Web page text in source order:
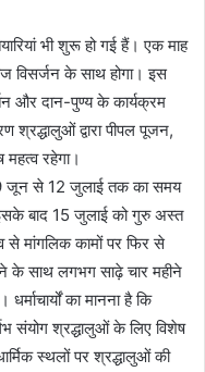
भी शुरू हो गई हैं। एक माह
के साथ होगा। इस
और दान-पुण्य के कार्यक्रम
श्रद्धालुओं द्वारा पीपल पूजन,
महत्व रहेगा।
जून से 12 जुलाई तक का समय
बाद 15 जुलाई को गुरु अस्त
से मांगलिक कामों पर फिर से
के साथ लगभग साढ़े चार महीने
का मानना है कि
संयोग श्रद्धालुओं के लिए विशेष
स्थलों पर श्रद्धालुओं की